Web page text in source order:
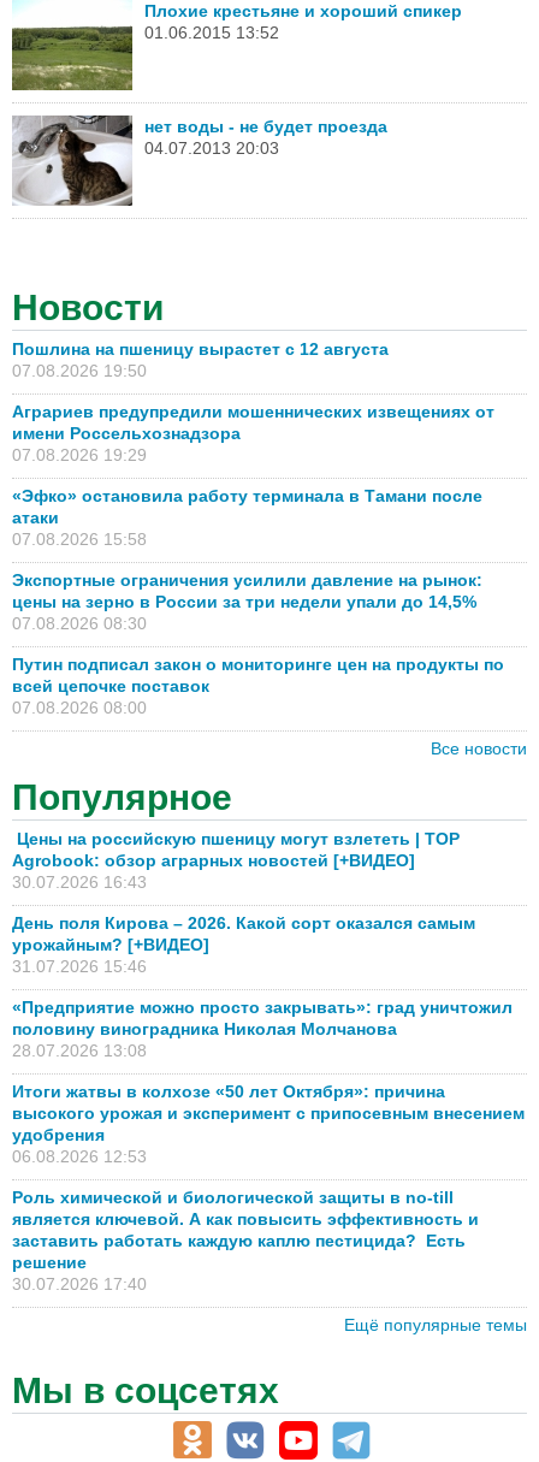
Плохие крестьяне и хороший спикер
01.06.2015 13:52
нет воды - не будет проезда
04.07.2013 20:03
Новости
Пошлина на пшеницу вырастет с 12 августа
07.08.2026 19:50
Аграриев предупредили мошеннических извещениях от
имени Россельхознадзора
07.08.2026 19:29
«Эфко» остановила работу терминала в Тамани после
атаки
07.08.2026 15:58
Экспортные ограничения усилили давление на рынок:
цены на зерно в России за три недели упали до 14,5%
07.08.2026 08:30
Путин подписал закон о мониторинге цен на продукты по
всей цепочке поставок
07.08.2026 08:00
Все новости
Популярное
Цены на российскую пшеницу могут взлететь | TOP
Agrobook: обзор аграрных новостей [+ВИДЕО]
30.07.2026 16:43
День поля Кирова – 2026. Какой сорт оказался самым
урожайным? [+ВИДЕО]
31.07.2026 15:46
«Предприятие можно просто закрывать»: град уничтожил
половину виноградника Николая Молчанова
28.07.2026 13:08
Итоги жатвы в колхозе «50 лет Октября»: причина
высокого урожая и эксперимент с припосевным внесением
удобрения
06.08.2026 12:53
Роль химической и биологической защиты в no-till
является ключевой. А как повысить эффективность и
заставить работать каждую каплю пестицида? Есть
решение
30.07.2026 17:40
Ещё популярные темы
Мы в соцсетях